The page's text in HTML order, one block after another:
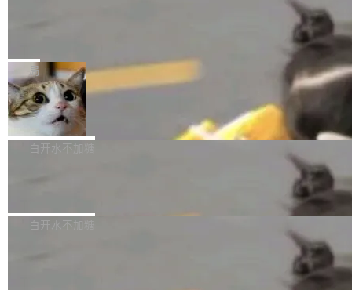
是把这段空隙补上。 回退到任何一次编辑：Delt
aDB 捕获 commit 之间的每一次操作，...
微软同期总资本开支的四成。 与亚马逊、Alpha
bet、微软以及 Meta 等传统科技巨头相比，Spa
ceXAI的资金消耗速度尤为引人瞩目。然而，支
撑庞大支出的资金来源却呈现出截然不同的面
貌。数据显示，微软和 Meta 主要依托充沛的经
一个在终端里运行的编程 agent；Muse Spark
1.2，驱动这个 agent 的新模型。一句话概括：
你可以用 curl -fsSL https://dev.meta.ai/install.
sh | bash 安装一个能在大项目里自动规划、写
代码、验证结果的 AI 终端工具。 据介绍，Muse
个主 agent 循环，外加一组后台 agent。这些后
局
美团开源 LoHoSearch，用知识图谱校
准 AI 能力认知
机器出题的前提，是让机器拥有全局视野。整个
构建流程可以分为四个环节：建图 → 控制难度
白开水不加糖
库，并将作为transport接入Mooncake TENT。
白开水不加糖